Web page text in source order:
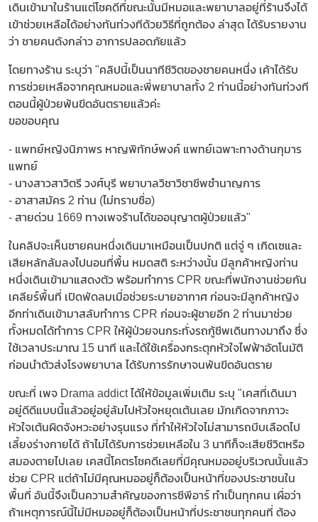
เดินเข้ามาในร้านแต่โชคดีที่ขณะนั้นมีหมอและพยาบาลอยู่ที่ร้านจึงได้
เข้าช่วยเหลือได้อย่างทันท่วงทีด้วยวิธีที่ถูกต้อง ล่าสุด ได้รับรายงาน
ว่า ชายคนดังกล่าว อาการปลอดภัยแล้ว
โดยทางร้าน ระบุว่า "คลิปนี้เป็นนาทีชีวิตของชายคนหนึ่ง เค้าได้รับ
การช่วยเหลือจากคุณหมอและพี่พยาบาลทั้ง 2 ท่านนี้อย่างทันท่วงที
ตอนนี้ผู้ป่วยพ้นขีดอันตรายแล้วค่ะ
ขอขอบคุณ
- แพทย์หญิงนิภาพร หาญพิทักษ์พงค์ แพทย์เฉพาะทางด้านกุมาร
แพทย์
- นางสาวสาวิตรี วงศ์บุรี พยาบาลวิชาวิชาชีพชำนาญการ
- อาสาสมัคร 2 ท่าน (ไม่ทราบชื่อ)
- สายด่วน 1669 ทางเพจร้านได้ขออนุญาตผู้ป่วยแล้ว"
ในคลิปจะเห็นชายคนหนึ่งเดินมาเหมือนเป็นปกติ แต่จู่ ๆ เกิดเซและ
เสียหลักล้มลงไปนอนที่พื้น หมดสติ ระหว่างนั้น มีลูกค้าหญิงท่าน
หนึ่งเดินเข้ามาแสดงตัว พร้อมทำการ CPR ขณะที่พนักงานช่วยกัน
เคลียร์พื้นที่ เปิดพัดลมเมื่อช่วยระบายอากาศ ก่อนจะมีลูกค้าหญิง
อีกท่าเดินเข้ามาสลับทำการ CPR ก่อนจะผู้ชายอีก 2 ท่านมาช่วย
ทั้งหมดได้ทำการ CPR ให้ผู้ป่วยจนกระทั่งรถกู้ชีพเดินทางมาถึง ซึ่ง
ใช้เวลาประมาณ 15 นาที และได้ใช้เครื่องกระตุกหัวใจไฟฟ้าอัตโนมัติ
ก่อนนำตัวส่งโรงพยาบาล ได้รับการรักษาจนพ้นขีดอันตราย
ขณะที่ เพจ Drama addict ได้ให้ข้อมูลเพิ่มเติม ระบุ "เคสที่เดินมา
อยู่ดีดีแบบนี้แล้วอยู่อยู่ล้มไปหัวใจหยุดเต้นเลย มักเกิดจากภาวะ
หัวใจเต้นผิดจังหวะอย่างรุนแรง ที่ทำให้หัวใจไม่สามารถบีบเลือดไป
เลี้ยงร่างกายได้ ถ้าไม่ได้รับการช่วยเหลือใน 3 นาทีก็จะเสียชีวิตหรือ
สมองตายไปเลย เคสนี้โคตรโชคดีเลยที่มีคุณหมออยู่บริเวณนั้นแล้ว
ช่วย CPR แต่ถ้าไม่มีคุณหมออยู่ก็ต้องเป็นหน้าที่ของประชาชนใน
พื้นที่ อันนี้จึงเป็นความสำคัญของการซีพีอาร์ ทำเป็นทุกคน เผื่อว่า
ถ้าเหตุการณ์นี้ไม่มีหมออยู่ก็ต้องเป็นหน้าที่ประชาชนทุกคนที่ ต้อง